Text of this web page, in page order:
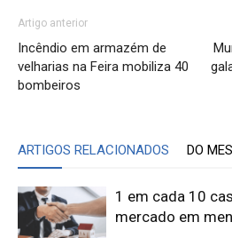
Artigo anterior
Incêndio em armazém de
velharias na Feira mobiliza 40
bombeiros
ARTIGOS RELACIONADOS DO
1 em cada 10
mercado em